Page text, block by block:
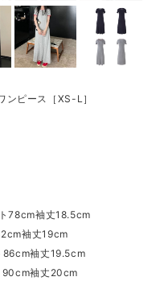
ンピース［XS-L］
78cm袖丈18.5cm
袖丈19cm
86cm袖丈19.5cm
90cm袖丈20cm